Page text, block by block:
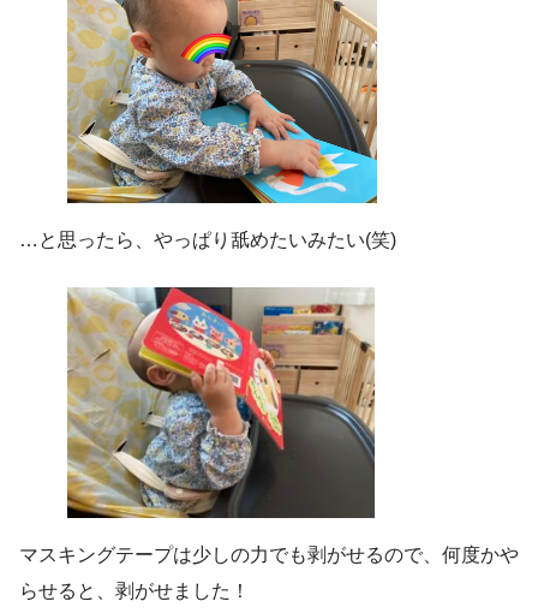
…と思ったら、やっぱり舐めたいみたい(笑)
マスキングテープは少しの力でも剥がせるので、何度かや
らせると、剥がせました！